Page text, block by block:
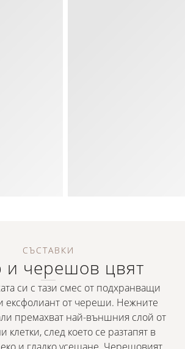
СЪСТАВКИ
и черешов цвят
си с тази смес от подхранващи
ексфолиант от череши. Нежните
премахват най-външния слой от
клетки, след което се разтапят в